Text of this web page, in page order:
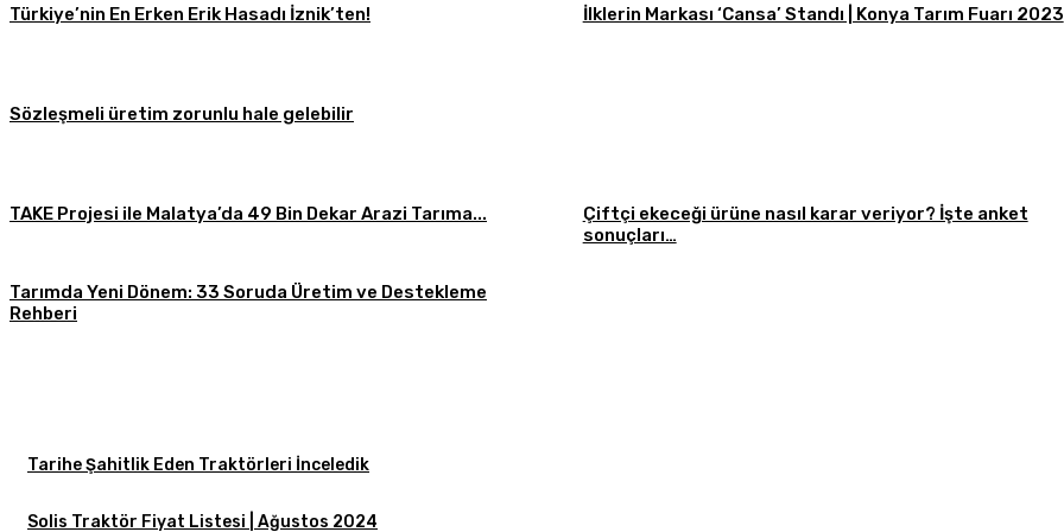
Türkiye’nin En Erken Erik Hasadı İznik’ten! İlklerin Markası ‘Cansa’ Standı | Konya Tarım Fuarı 2023
Sözleşmeli üretim zorunlu hale gelebilir
TAKE Projesi ile Malatya’da 49 Bin Dekar Arazi Tarıma...
Çiftçi ekeceği ürüne nasıl karar veriyor? İşte anket
sonuçları…
Tarımda Yeni Dönem: 33 Soruda Üretim ve Destekleme
Rehberi
Tarihe Şahitlik Eden Traktörleri İnceledik
Solis Traktör Fiyat Listesi | Ağustos 2024